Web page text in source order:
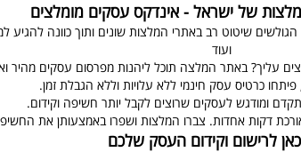
של ישראל - אינדקס עסקים מומלצים
שיטוט רב באתרי המלצות שונים ותוך כוונה להגיע
ועוד
עליך? באתר המלצה תוכל ליהנות מפרסום עסקים מהיר
כרטיס עסק חינמי ללא עלויות וללא הגבלת זמן.
ומודגש לעסקים שרוצים לקבל יותר חשיפה וקידום.
דקות אחדות. צברו המלצות ושפרו באמצעותן את
לרישום וקידום העסק שלכם